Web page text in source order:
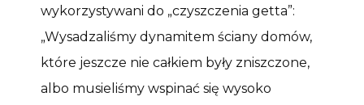
wykorzystywani do „czyszczenia getta”:
„Wysadzaliśmy dynamitem ściany domów,
które jeszcze nie całkiem były zniszczone,
albo musieliśmy wspinać się wysoko